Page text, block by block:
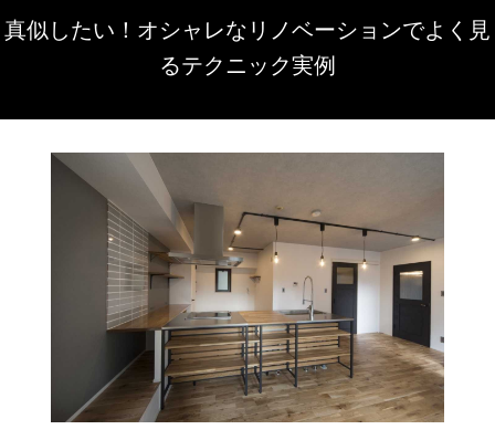
真似したい！オシャレなリノベーションでよく見
るテクニック実例